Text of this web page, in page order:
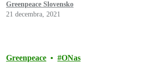
Greenpeace Slovensko
21 decembra, 2021
Greenpeace ONas